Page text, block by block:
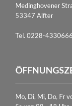
Medinghovener
53347 Alfter
Tel. 0228-4330666
Mo, Di, Mi, Do, Fr